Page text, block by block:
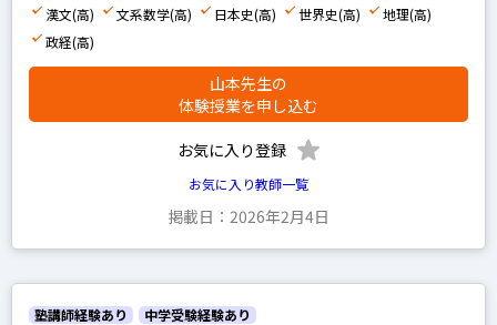
社会
高校生の科目を指定
政経現代社会
理系数学
漢文(高)
文系数学(高) 日本史(高) 世界史(高)
地理(高)
政経(高)
山本先生の
体験授業を申し込む
お気に入り登録
お気に入り教師一覧
掲載日：2026年2月4日
塾講師経験あり 中学受験経験あり